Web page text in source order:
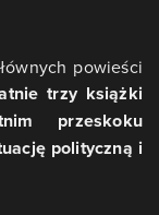
powieści
trzy książki
przeskoku
polityczną i